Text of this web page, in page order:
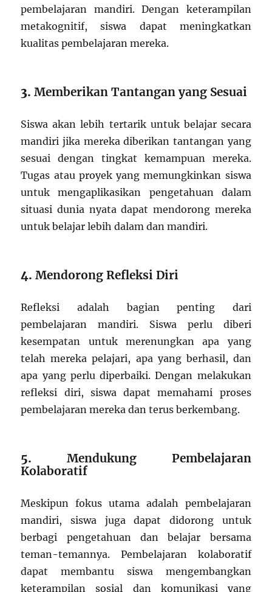
pembelajaran mandiri. Dengan keterampilan
metakognitif, siswa dapat meningkatkan
kualitas pembelajaran mereka.
3.Memberikan Tantangan yang Sesuai
Siswa akan lebih tertarik untuk belajar secara
mandiri jika mereka diberikan tantangan yang
sesuai dengan tingkat kemampuan mereka.
Tugas atau proyek yang memungkinkan siswa
untuk mengaplikasikan pengetahuan dalam
situasi dunia nyata dapat mendorong mereka
untuk belajar lebih dalam dan mandiri.
4.Mendorong Refleksi Diri
Refleksi adalah bagian penting dari
pembelajaran mandiri. Siswa perlu diberi
kesempatan untuk merenungkan apa yang
telah mereka pelajari, apa yang berhasil, dan
apa yang perlu diperbaiki. Dengan melakukan
refleksi diri, siswa dapat memahami proses
pembelajaran mereka dan terus berkembang.
5. Mendukung Pembelajaran
Kolaboratif
Meskipun fokus utama adalah pembelajaran
mandiri, siswa juga dapat didorong untuk
berbagi pengetahuan dan belajar bersama
teman-temannya. Pembelajaran kolaboratif
dapat membantu siswa mengembangkan
keterampilan sosial dan komunikasi yang